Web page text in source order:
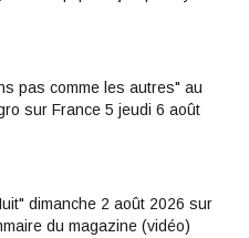
pas comme les autres" au
sur France 5 jeudi 6 août
dimanche 2 août 2026 sur
du magazine (vidéo)